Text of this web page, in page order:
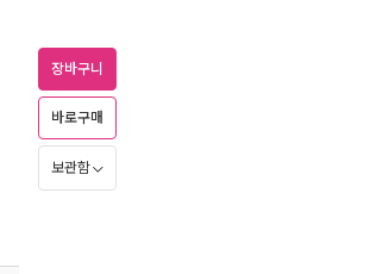
장바구니
바로구매
보관함